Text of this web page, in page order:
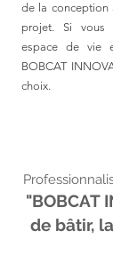
de la conception
projet. Si vous
espace de vie
BOBCAT
choix.
"BOBCAT
de bâtir,